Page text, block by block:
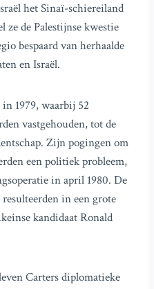
het Sinaï-schiereiland
ze de Palestijnse kwestie
bespaard van herhaalde
en Israël.
1979, waarbij 52
vastgehouden, tot de
Zijn pogingen om
een politiek probleem,
in april 1980. De
in een grote
kandidaat Ronald
Carters diplomatieke